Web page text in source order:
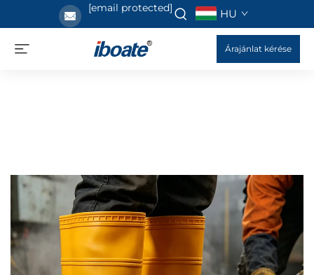
[email protected] HU
Árajánlat kérése